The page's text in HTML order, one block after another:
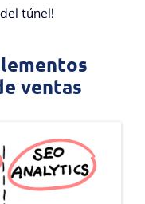
túnel!
ventas